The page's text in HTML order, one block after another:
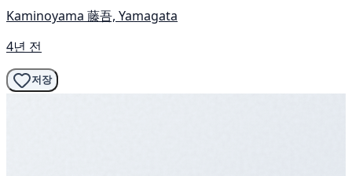
Kaminoyama 藤吾, Yamagata
4년 전
저장